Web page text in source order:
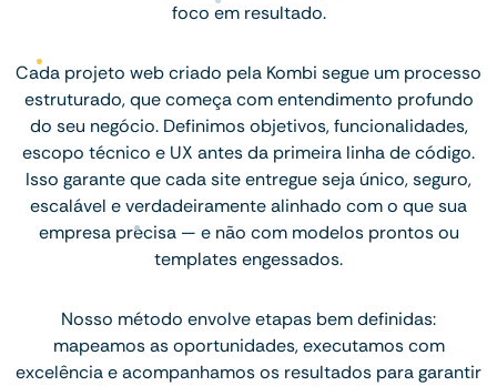
foco em resultado.
Cada projeto web criado pela Kombi segue um processo
estruturado, que começa com entendimento profundo
do seu negócio. Definimos objetivos, funcionalidades,
escopo técnico e UX antes da primeira linha de código.
Isso garante que cada site entregue seja único, seguro,
escalável e verdadeiramente alinhado com o que sua
empresa precisa — e não com modelos prontos ou
templates engessados.
Nosso método envolve etapas bem definidas:
mapeamos as oportunidades, executamos com
excelência e acompanhamos os resultados para garantir